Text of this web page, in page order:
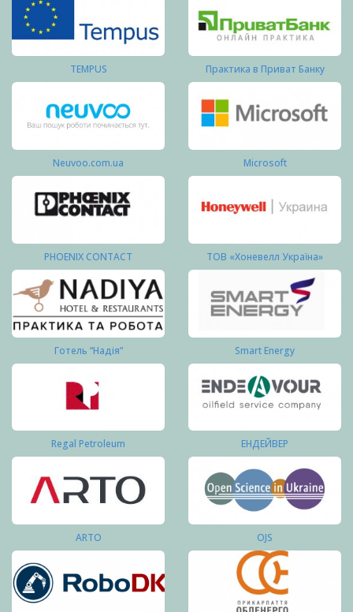
TEMPUS Практика в Приват Банку
Neuvoo.com.ua Microsoft
PHOENIX CONTACT ТОВ «Хоневелл Україна»
Готель “Надія” Smart Energy
Regal Petroleum ЕНДЕЙВЕР
ARTO OJS